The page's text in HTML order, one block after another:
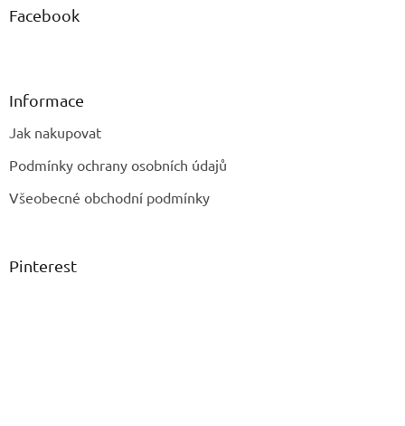
Facebook
Informace
Jak nakupovat
Podmínky ochrany osobních údajů
Všeobecné obchodní podmínky
Pinterest